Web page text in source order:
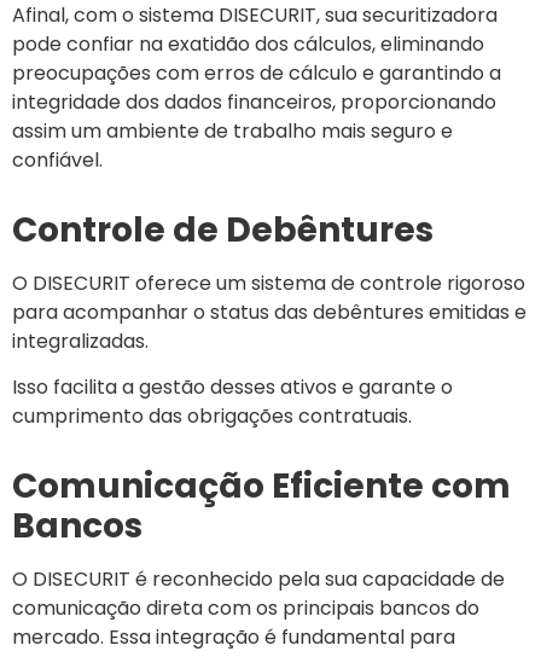
Afinal, com o sistema DISECURIT, sua securitizadora
pode confiar na exatidão dos cálculos, eliminando
preocupações com erros de cálculo e garantindo a
integridade dos dados financeiros, proporcionando
assim um ambiente de trabalho mais seguro e
confiável.
Controle de Debêntures
O DISECURIT oferece um sistema de controle rigoroso
para acompanhar o status das debêntures emitidas e
integralizadas.
Isso facilita a gestão desses ativos e garante o
cumprimento das obrigações contratuais.
Comunicação Eficiente com
Bancos
O DISECURIT é reconhecido pela sua capacidade de
comunicação direta com os principais bancos do
mercado. Essa integração é fundamental para